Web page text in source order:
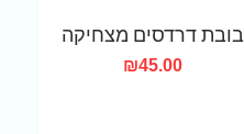
בובת דרדסים מצחיקה
₪45.00